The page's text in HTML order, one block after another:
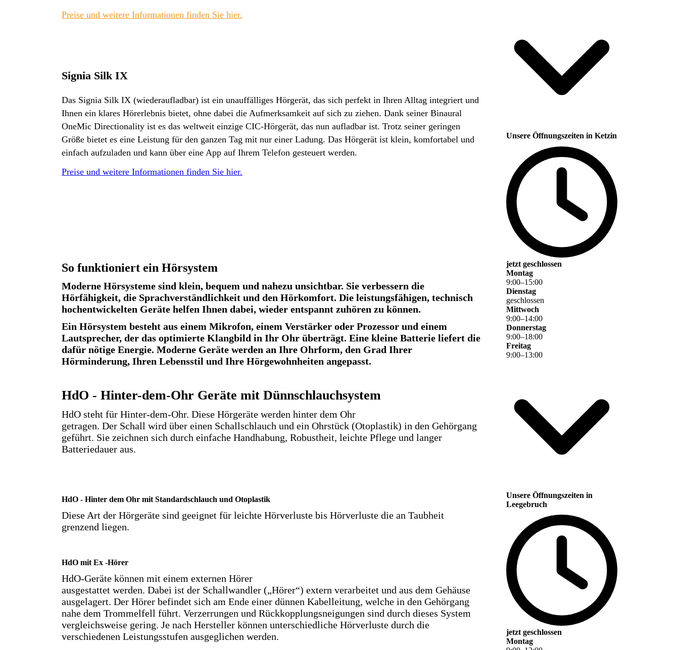
Preise und weitere Informationen finden Sie hier.
Signia Silk IX
Das Signia Silk IX (wiederaufladbar) ist ein unauffälliges Hörgerät, das sich perfekt in Ihren Alltag integriert und
Ihnen ein klares Hörerlebnis bietet, ohne dabei die Aufmerksamkeit auf sich zu ziehen. Dank seiner Binaural
OneMic Directionality ist es das weltweit einzige CIC-Hörgerät, das nun aufladbar ist. Trotz seiner geringen
Größe bietet es eine Leistung für den ganzen Tag mit nur einer Ladung. Das Hörgerät ist klein, komfortabel und
einfach aufzuladen und kann über eine App auf Ihrem Telefon gesteuert werden.
Preise und weitere Informationen finden Sie hier.
So funktioniert ein Hörsystem
Moderne Hörsysteme sind klein, bequem und nahezu unsichtbar. Sie verbessern die
Hörfähigkeit, die Sprachverständlichkeit und den Hörkomfort. Die leistungsfähigen, technisch
hochentwickelten Geräte helfen Ihnen dabei, wieder entspannt zuhören zu können.
Ein Hörsystem besteht aus einem Mikrofon, einem Verstärker oder Prozessor und einem
Lautsprecher, der das optimierte Klangbild in Ihr Ohr überträgt. Eine kleine Batterie liefert die
dafür nötige Energie. Moderne Geräte werden an Ihre Ohrform, den Grad Ihrer
Hörminderung, Ihren Lebensstil und Ihre Hörgewohnheiten angepasst.
HdO - Hinter-dem-Ohr Geräte mit Dünnschlauchsystem
HdO steht für Hinter-dem-Ohr. Diese Hörgeräte werden hinter dem Ohr
getragen. Der Schall wird über einen Schallschlauch und ein Ohrstück (Otoplastik) in den Gehörgang
geführt. Sie zeichnen sich durch einfache Handhabung, Robustheit, leichte Pflege und langer
Batteriedauer aus.
HdO - Hinter dem Ohr mit Standardschlauch und Otoplastik
Diese Art der Hörgeräte sind geeignet für leichte Hörverluste bis Hörverluste die an Taubheit
grenzend liegen.
HdO mit Ex -Hörer
HdO-Geräte können mit einem externen Hörer
ausgestattet werden. Dabei ist der Schallwandler („Hörer“) extern verarbeitet und aus dem Gehäuse
ausgelagert. Der Hörer befindet sich am Ende einer dünnen Kabelleitung, welche in den Gehörgang
nahe dem Trommelfell führt. Verzerrungen und Rückkopplungsneigungen sind durch dieses System
vergleichsweise gering. Je nach Hersteller können unterschiedliche Hörverluste durch die
verschiedenen Leistungsstufen ausgeglichen werden.
Unsere Öffnungszeiten in Ketzin
jetzt geschlossen
Montag
9:00–15:00
Dienstag
geschlossen
Mittwoch
9:00–14:00
Donnerstag
9:00–18:00
Freitag
9:00–13:00
Unsere Öffnungszeiten in
Leegebruch
jetzt geschlossen
Montag